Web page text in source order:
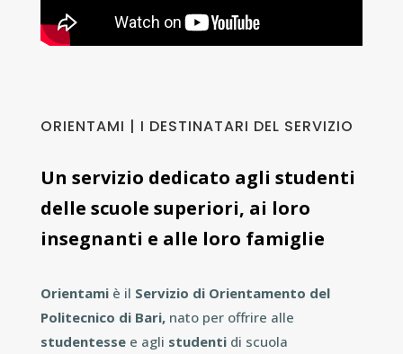
ORIENTAMI | I DESTINATARI DEL SERVIZIO
Un servizio dedicato agli studenti
delle scuole superiori, ai loro
insegnanti e alle loro famiglie
Orientamiè il Servizio di Orientamento del
Politecnico di Bari, nato per offrire alle
studentessee agli studentidi scuola